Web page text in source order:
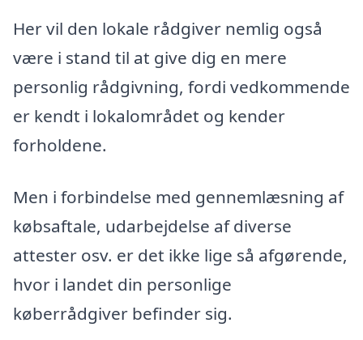
Her vil den lokale rådgiver nemlig også
være i stand til at give dig en mere
personlig rådgivning, fordi vedkommende
er kendt i lokalområdet og kender
forholdene.
Men i forbindelse med gennemlæsning af
købsaftale, udarbejdelse af diverse
attester osv. er det ikke lige så afgørende,
hvor i landet din personlige
køberrådgiver befinder sig.